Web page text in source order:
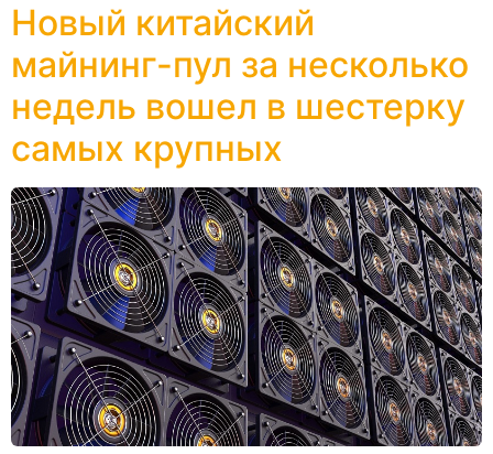
Новый китайский
майнинг-пул за несколько
недель вошел в шестерку
самых крупных